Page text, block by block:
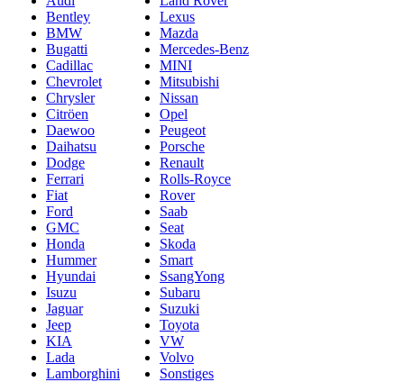
Bentley
BMW
Bugatti
Cadillac
Chevrolet
Chrysler
Citröen
Daewoo
Daihatsu
Dodge
Ferrari
Fiat
Ford
GMC
Honda
Hummer
Hyundai
Isuzu
Jaguar
Jeep
KIA
Lada
Lamborghini
Lexus
Mazda
Mercedes-Benz
MINI
Mitsubishi
Nissan
Opel
Peugeot
Porsche
Renault
Rolls-Royce
Rover
Saab
Seat
Skoda
Smart
SsangYong
Subaru
Suzuki
Toyota
VW
Volvo
Sonstiges